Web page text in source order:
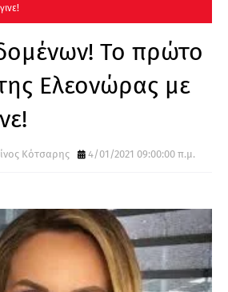
Το πρώτο
Ελεονώρας με
Κότσαρης 4/01/2021 09:00:00 π.μ.